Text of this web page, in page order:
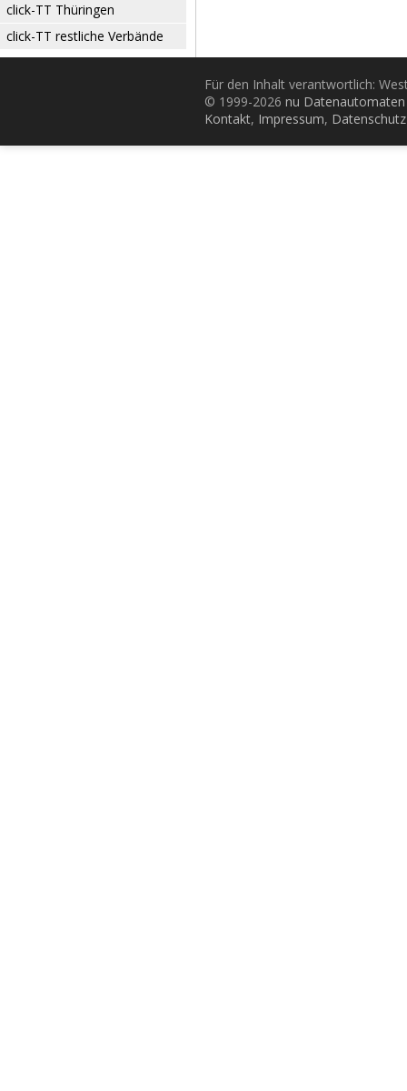
click-TT Thüringen
click-TT restliche Verbände
Für den Inhalt verantwortlich:
© 1999-2026 nu
Kontakt, Impressum, Datenschutz